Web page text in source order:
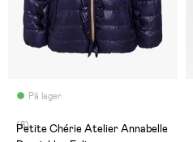
På lager
(8)
Petite Chérie Atelier Annabelle